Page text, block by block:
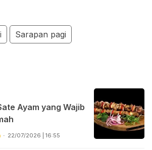
Sarapan pagi
Ayam yang Wajib
22/07/2026 | 16:55